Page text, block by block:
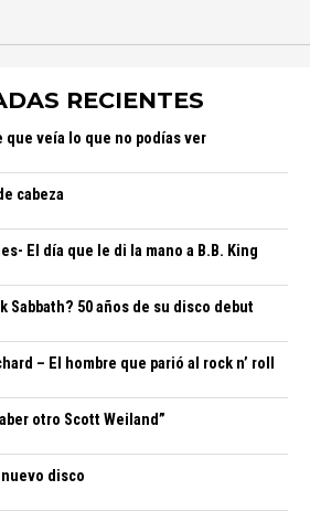
RECIENTES
veía lo que no podías ver
cabeza
El día que le di la mano a B.B. King
Sabbath? 50 años de su disco debut
– El hombre que parió al rock n’ roll
otro Scott Weiland”
disco